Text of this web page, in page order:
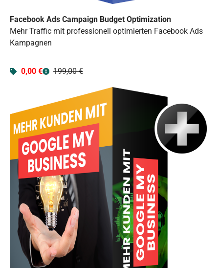
Facebook Ads Campaign Budget Optimization
Mehr Traffic mit professionell optimierten Facebook Ads
Kampagnen
0,00 € 199,00 €